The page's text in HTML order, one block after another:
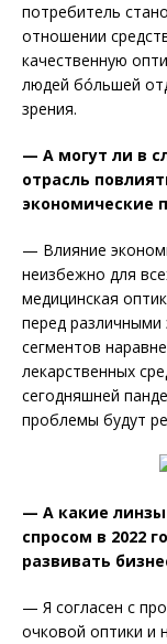
потребитель
отношении
качественную
людей бóльшей
зрения.
— А могут ли в
отрасль
экономические
— Влияние
неизбежно для
медицинская
перед различными
сегментов
лекарственных
сегодняшней
проблемы будут
— А какие
спросом в 2022
развивать
— Я согласен с
очковой оптики и